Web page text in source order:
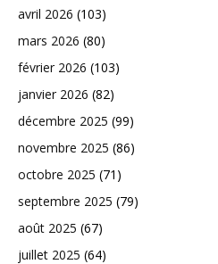
avril 2026 (103)
mars 2026 (80)
février 2026 (103)
janvier 2026 (82)
décembre 2025 (99)
novembre 2025 (86)
octobre 2025 (71)
septembre 2025 (79)
août 2025 (67)
juillet 2025 (64)